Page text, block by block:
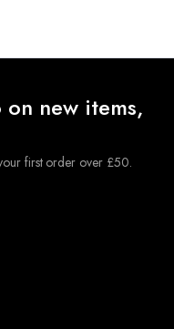
new items,
first order over £50.